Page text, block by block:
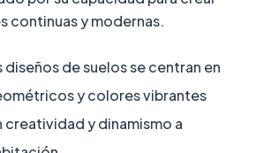
continuas y modernas.
diseños de suelos se centran en
y colores vibrantes
creatividad y dinamismo a